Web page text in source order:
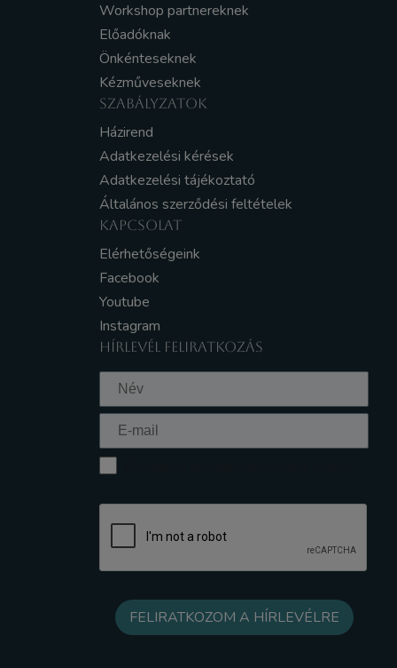
Workshop partnereknek
Előadóknak
Önkénteseknek
Kézműveseknek
SZABÁLYZATOK
Házirend
Adatkezelési kérések
Adatkezelési tájékoztató
Általános szerződési feltételek
KAPCSOLAT
Elérhetőségeink
Facebook
Youtube
Instagram
HÍRLEVÉL FELIRATKOZÁS